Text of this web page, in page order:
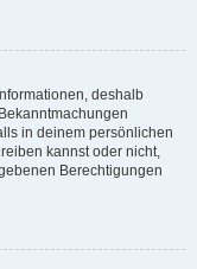
deshalb
in deinem persönlichen
kannst oder nicht,
Berechtigungen